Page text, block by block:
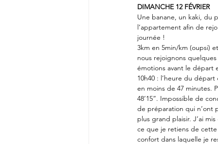
DIMANCHE 12 FÉVRIER
Une banane, un kaki, du
l’appartement afin de
journée !
3km en 5min/km (oupsi)
nous rejoignons
émotions avant le départ
10h40 : l’heure du
en moins de 47 minutes.
48’15”. Impossible de
de préparation qui n’ont
plus grand plaisir. J’ai
ce que je retiens de
confort dans laquelle je